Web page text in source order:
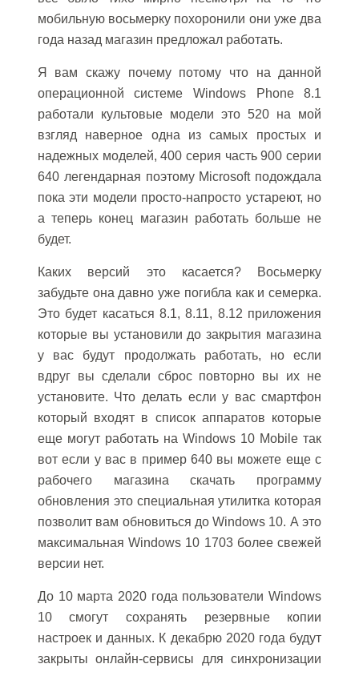
мобильную восьмерку похоронили они уже два
года назад магазин предложал работать.
Я вам скажу почему потому что на данной
операционной системе Windows Phone 8.1
работали культовые модели это 520 на мой
взгляд наверное одна из самых простых и
надежных моделей, 400 серия часть 900 серии
640 легендарная поэтому Microsoft подождала
пока эти модели просто-напросто устареют, но
а теперь конец магазин работать больше не
будет.
Каких версий это касается? Восьмерку
забудьте она давно уже погибла как и семерка.
Это будет касаться 8.1, 8.11, 8.12 приложения
которые вы установили до закрытия магазина
у вас будут продолжать работать, но если
вдруг вы сделали сброс повторно вы их не
установите. Что делать если у вас смартфон
который входят в список аппаратов которые
еще могут работать на Windows 10 Mobile так
вот если у вас в пример 640 вы можете еще с
рабочего магазина скачать программу
обновления это специальная утилитка которая
позволит вам обновиться до Windows 10. А это
максимальная Windows 10 1703 более свежей
версии нет.
До 10 марта 2020 года пользователи Windows
10 смогут сохранять резервные копии
настроек и данных. К декабрю 2020 года будут
закрыты онлайн-сервисы для синхронизации